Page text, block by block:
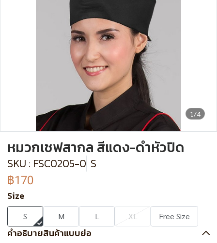
1/4
หมวกเชฟสากล สีแดง-ดำหัวปิด
SKU : FSC0205-0 S
฿170
Size
S M L XL Free Size
คำอธิบายสินค้าแบบย่อ